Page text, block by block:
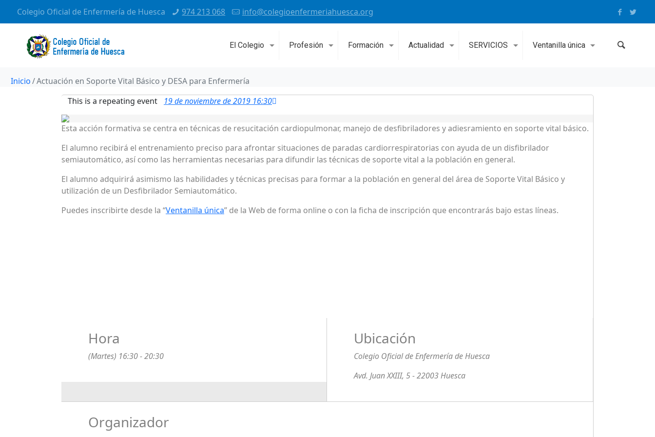
Colegio Oficial de Enfermería de Huesca 974 213 068 info@colegioenfermeriahuesca.org
El Colegio Profesión Formación Actualidad SERVICIOS Ventanilla única
Inicio
Actuación en Soporte Vital Básico y DESA para Enfermería
This is a repeating event
19 de noviembre de 2019 16:30
Esta acción formativa se centra en técnicas de resucitación cardiopulmonar, manejo de desfibriladores y adiesramiento en soporte vital básico.
El alumno recibirá el entrenamiento preciso para afrontar situaciones de paradas cardiorrespiratorias con ayuda de un disfibrilador
semiautomático, así como las herramientas necesarias para difundir las técnicas de soporte vital a la población en general.
El alumno adquirirá asimismo las habilidades y técnicas precisas para formar a la población en general del área de Soporte Vital Básico y
utilización de un Desfibrilador Semiautomático.
Puedes inscribirte desde la “Ventanilla única” de la Web de forma online o con la ficha de inscripción que encontrarás bajo estas líneas.
Hora
(Martes) 16:30 - 20:30
Ubicación
Colegio Oficial de Enfermería de Huesca
Avd. Juan XXIII, 5 - 22003 Huesca
Organizador